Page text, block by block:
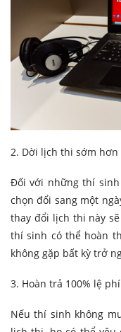
2. Dời lịch thi sớm
Đối với những thí
chọn đổi sang một
thay đổi lịch thi này
thí sinh có thể hoàn
không gặp bất kỳ trở
3. Hoàn trả 100% lệ
Nếu thí sinh không